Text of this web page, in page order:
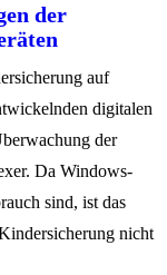
der
auf
digitalen
der
Da Windows-
sind, ist das
nicht